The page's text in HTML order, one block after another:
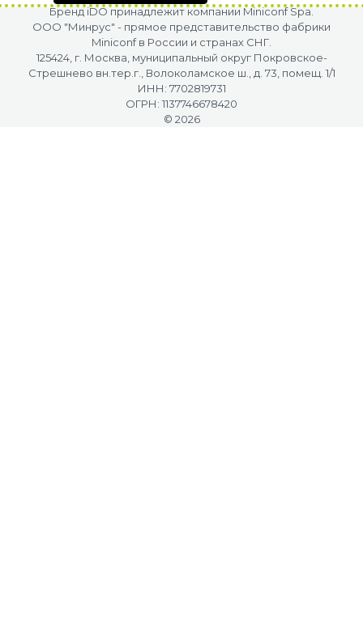
Бренд iDO принадлежит компании Miniconf Spa.
OOO "Минрус" - прямое представительство фабрики
Miniconf в России и странах СНГ.
125424, г. Москва, муниципальный округ Покровское-
Стрешнево вн.тер.г., Волоколамское ш., д. 73, помещ. 1/1
ИНН: 7702819731
ОГРН: 1137746678420
© 2026